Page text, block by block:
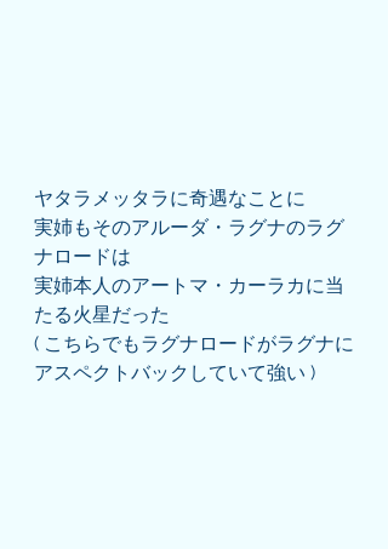
ヤタラメッタラに奇遇なことに
実姉もそのアルーダ・ラグナのラグ
ナロードは
実姉本人のアートマ・カーラカに当
たる火星だった
( こちらでもラグナロードがラグナに
アスペクトバックしていて強い )